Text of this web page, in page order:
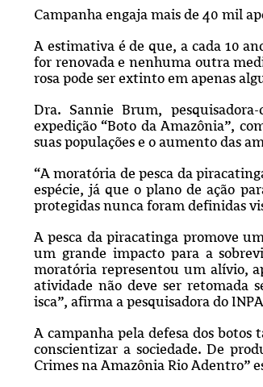
Campanha engaja mais de 40 mil
A estimativa é de que, a cada 10
for renovada e nenhuma outra
rosa pode ser extinto em apenas
Dra. Sannie Brum,
expedição “Boto da Amazônia”,
suas populações e o aumento das
“A moratória de pesca da
espécie, já que o plano de ação
protegidas nunca foram definidas
A pesca da piracatinga promove
um grande impacto para a
moratória representou um alívio,
atividade não deve ser retomada
isca”, afirma a pesquisadora do
A campanha pela defesa dos
conscientizar a sociedade. De
Crimes na Amazônia Rio Adentro”